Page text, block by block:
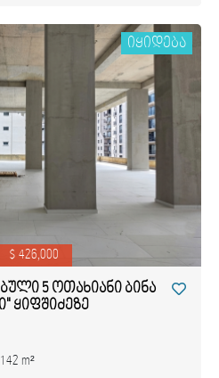
იყიდება
$ 426,000
5 ოთახიანი ბინა
ყიფშიძეზე
142 m²